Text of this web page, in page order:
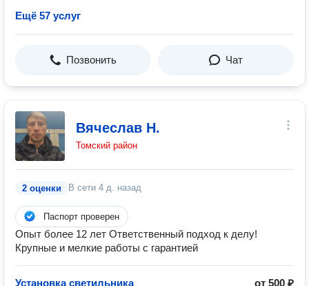
Ещё 57 услуг
Позвонить Чат
Вячеслав Н.
Томский район
2 оценки В сети 4 д. назад
Паспорт проверен
Опыт более 12 лет Ответственный подход к делу!
Крупные и мелкие работы с гарантией
Установка светильника от 500 ₽